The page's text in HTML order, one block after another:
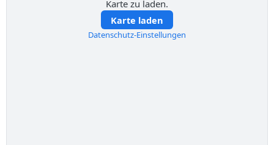
Karte zu laden.
Karte laden
Datenschutz-Einstellungen